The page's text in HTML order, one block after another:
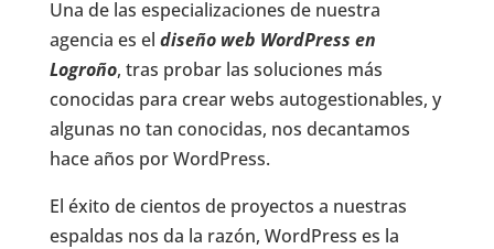
Una de las especializaciones de nuestra
agencia es el diseño web WordPress en
Logroño, tras probar las soluciones más
conocidas para crear webs autogestionables, y
algunas no tan conocidas, nos decantamos
hace años por WordPress.
El éxito de cientos de proyectos a nuestras
espaldas nos da la razón, WordPress es la